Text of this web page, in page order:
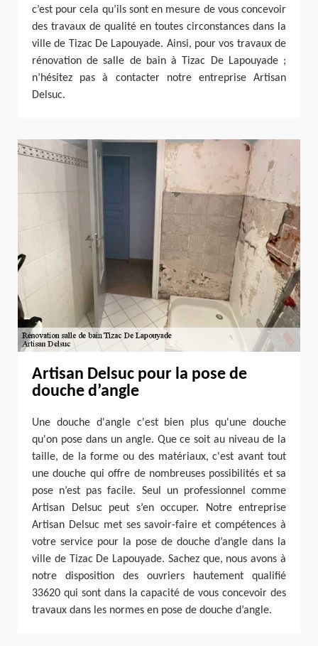
c’est pour cela qu’ils sont en mesure de vous concevoir
des travaux de qualité en toutes circonstances dans la
ville de Tizac De Lapouyade. Ainsi, pour vos travaux de
rénovation de salle de bain à Tizac De Lapouyade ;
n’hésitez pas à contacter notre entreprise Artisan
Delsuc.
Artisan Delsuc pour la pose de
douche d’angle
Une douche d'angle c'est bien plus qu'une douche
qu'on pose dans un angle. Que ce soit au niveau de la
taille, de la forme ou des matériaux, c'est avant tout
une douche qui offre de nombreuses possibilités et sa
pose n’est pas facile. Seul un professionnel comme
Artisan Delsuc peut s’en occuper. Notre entreprise
Artisan Delsuc met ses savoir-faire et compétences à
votre service pour la pose de douche d’angle dans la
ville de Tizac De Lapouyade. Sachez que, nous avons à
notre disposition des ouvriers hautement qualifié
33620 qui sont dans la capacité de vous concevoir des
travaux dans les normes en pose de douche d’angle.